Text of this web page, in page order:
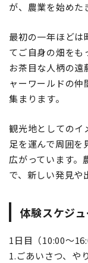
が、農業を始めた
最初の一年ほどは
てご自身の畑をも
お茶目な人柄の
ャーワールドの
集まります。
観光地としてのイ
足を運んで周囲を
広がっています。
で、新しい発見や
体験スケジ
1日目（10:00～
1.ごあいさつ、や